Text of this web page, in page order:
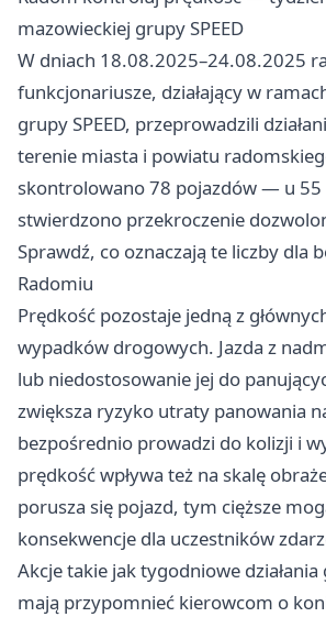
mazowieckiej grupy SPEED
W dniach 18.08.2025–24.08.2025
funkcjonariusze, działający w
grupy SPEED, przeprowadzili
terenie miasta i powiatu
skontrolowano 78 pojazdów — u 55
stwierdzono przekroczenie
Sprawdź, co oznaczają te liczby dla
Radomiu
Prędkość pozostaje jedną z
wypadków drogowych. Jazda z
lub niedostosowanie jej do
zwiększa ryzyko utraty panowania
bezpośrednio prowadzi do kolizji i
prędkość wpływa też na skalę
porusza się pojazd, tym cięższe
konsekwencje dla uczestników
Akcje takie jak tygodniowe działania
mają przypomnieć kierowcom o